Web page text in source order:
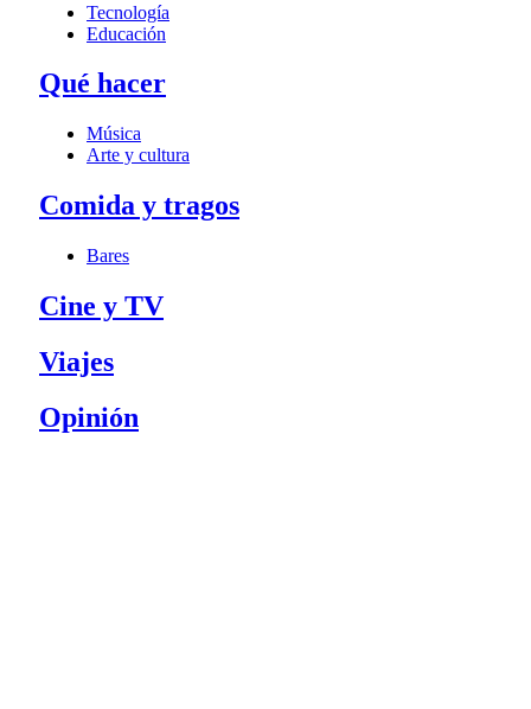
Tecnología
Educación
Qué hacer
Música
Arte y cultura
Comida y tragos
Bares
Cine y TV
Viajes
Opinión